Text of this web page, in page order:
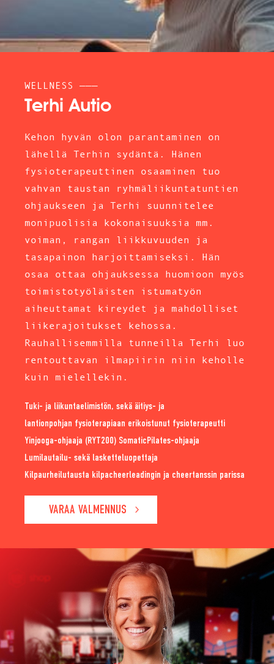
WELLNESS ———
Terhi Autio
Kehon hyvän olon parantaminen on
lähellä Terhin sydäntä. Hänen
fysioterapeuttinen osaaminen tuo
vahvan taustan ryhmäliikuntatuntien
ohjaukseen ja Terhi suunnitelee
monipuolisia kokonaisuuksia mm.
voiman, rangan liikkuvuuden ja
tasapainon harjoittamiseksi. Hän
osaa ottaa ohjauksessa huomioon myös
toimistotyöläisten istumatyön
aiheuttamat kireydet ja mahdolliset
liikerajoitukset kehossa.
Rauhallisemmilla tunneilla Terhi luo
rentouttavan ilmapiirin niin keholle
kuin mielellekin.
Tuki- ja liikuntaelimistön, sekä äitiys- ja
lantionpohjan fysioterapiaan erikoistunut fysioterapeutti
Yinjooga-ohjaaja (RYT200) SomaticPilates-ohjaaja
Lumilautailu- sekä lasketteluopettaja
Kilpaurheilutausta kilpacheerleadingin ja cheertanssin parissa
VARAA VALMENNUS